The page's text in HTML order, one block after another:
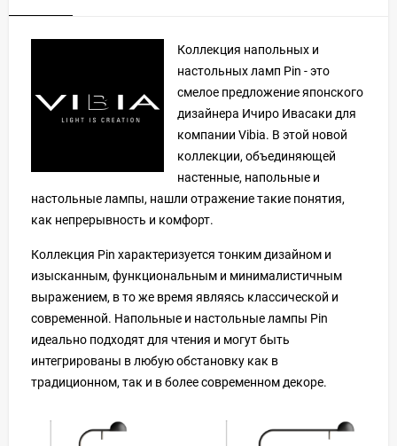
Коллекция напольных и
настольных ламп Pin - это
смелое предложение японского
дизайнера Ичиро Ивасаки для
компании Vibia. В этой новой
коллекции, объединяющей
настенные, напольные и
настольные лампы, нашли отражение такие понятия,
как непрерывность и комфорт.
Коллекция Pin характеризуется тонким дизайном и
изысканным, функциональным и минималистичным
выражением, в то же время являясь классической и
современной. Напольные и настольные лампы Pin
идеально подходят для чтения и могут быть
интегрированы в любую обстановку как в
традиционном, так и в более современном декоре.